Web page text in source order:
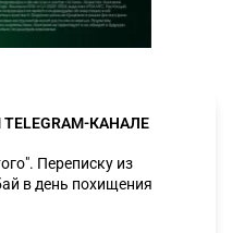
КАНАЛЕ
Переписку из
в день похищения